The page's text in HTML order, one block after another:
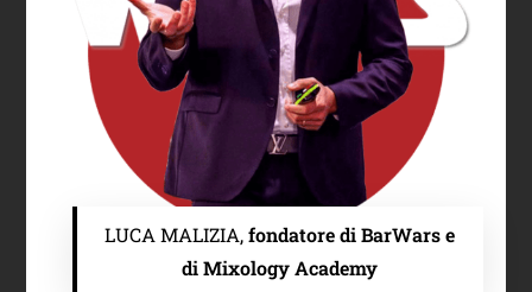
LUCA MALIZIA,fondatore di BarWars e
di Mixology Academy​